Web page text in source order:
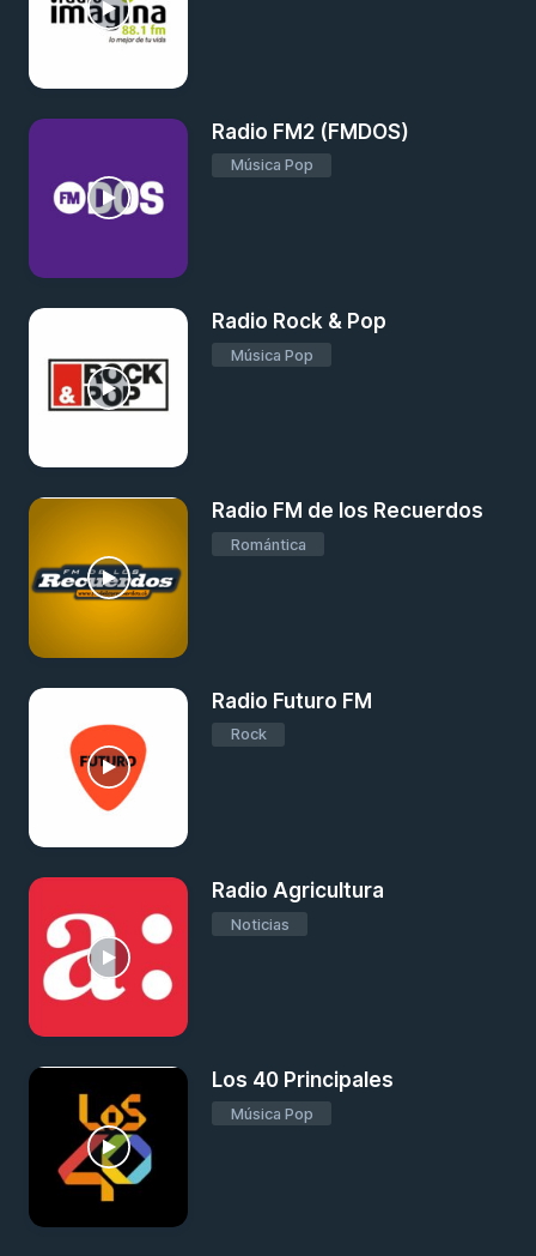
Radio FM2 (FMDOS)
Música Pop
Radio Rock & Pop
Música Pop
Radio FM de los Recuerdos
Romántica
Radio Futuro FM
Rock
Radio Agricultura
Noticias
Los 40 Principales
Música Pop